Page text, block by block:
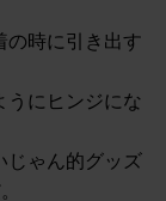
の時に引き出す
うにヒンジにな
じゃん的グッズ